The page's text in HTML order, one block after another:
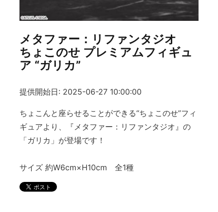
メタファー：リファンタジオ
ちょこのせ プレミアムフィギュ
ア “ガリカ”
提供開始日: 2025-06-27 10:00:00
ちょこんと座らせることができる“ちょこのせ”フィ
ギュアより、『メタファー：リファンタジオ』の
「ガリカ」が登場です！
サイズ 約W6cm×H10cm 全1種